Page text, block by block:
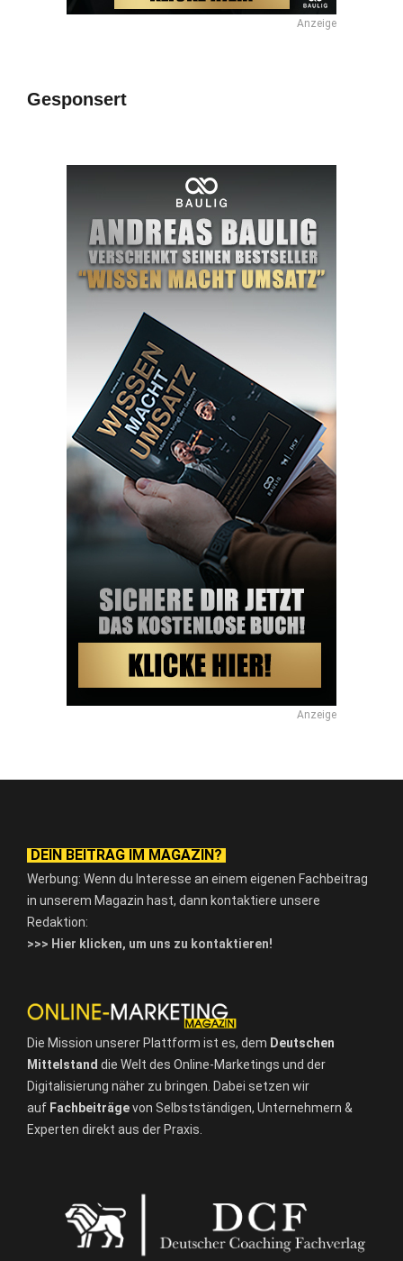
Anzeige
Gesponsert
Anzeige
DEIN BEITRAG IM MAGAZIN?
Werbung: Wenn du Interesse an einem eigenen Fachbeitrag
in unserem Magazin hast, dann kontaktiere unsere
Redaktion:
>>> Hier klicken, um uns zu kontaktieren!
Die Mission unserer Plattform ist es, dem Deutschen
Mittelstand die Welt des Online-Marketings und der
Digitalisierung näher zu bringen. Dabei setzen wir
auf Fachbeiträgevon Selbstständigen, Unternehmern &
Experten direkt aus der Praxis.